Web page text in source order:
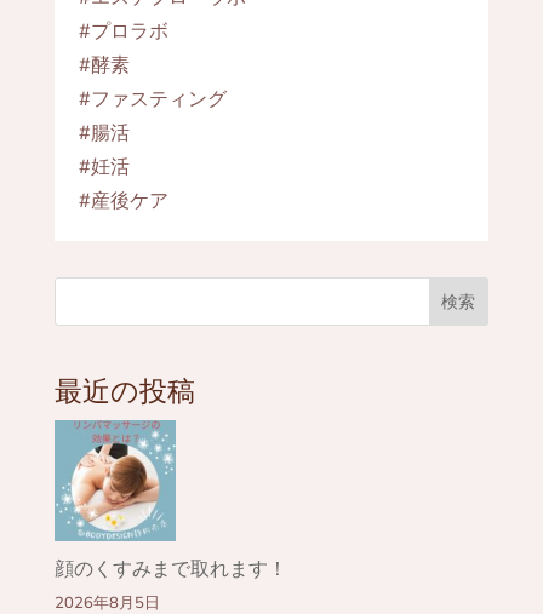
#プロラボ
#酵素
#ファスティング
#腸活
#妊活
#産後ケア
検索
最近の投稿
顔のくすみまで取れます！
2026年8月5日